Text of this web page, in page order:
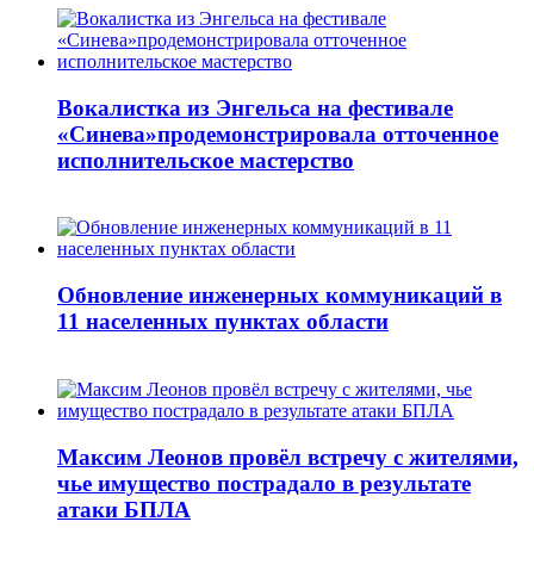
Вокалистка из Энгельса на фестивале
«Синева»продемонстрировала отточенное
исполнительское мастерство
Обновление инженерных коммуникаций в
11 населенных пунктах области
Максим Леонов провёл встречу с жителями,
чье имущество пострадало в результате
атаки БПЛА